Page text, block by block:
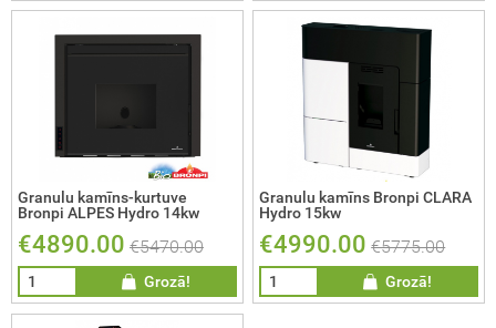
Granulu kamīns-kurtuve
Bronpi ALPES Hydro 14kw
€4890.00 €5470.00
Grozā!
Granulu kamīns Bronpi CLARA
Hydro 15kw
€4990.00 €5775.00
Grozā!